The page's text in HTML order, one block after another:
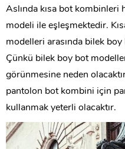
Aslında kısa bot kombinleri
modeli ile eşleşmektedir.
modelleri arasında bilek
Çünkü bilek boy bot
görünmesine neden
pantolon bot kombini için
kullanmak yeterli olacaktır.